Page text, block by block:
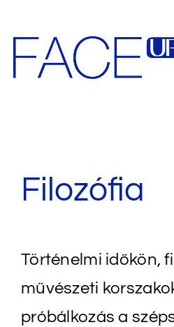
Filozófia
Történelmi időkön,
művészeti
próbálkozás a